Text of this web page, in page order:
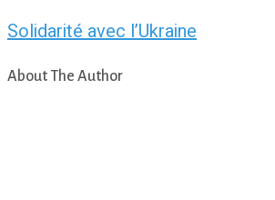
Solidarité avec l’Ukraine
About The Author